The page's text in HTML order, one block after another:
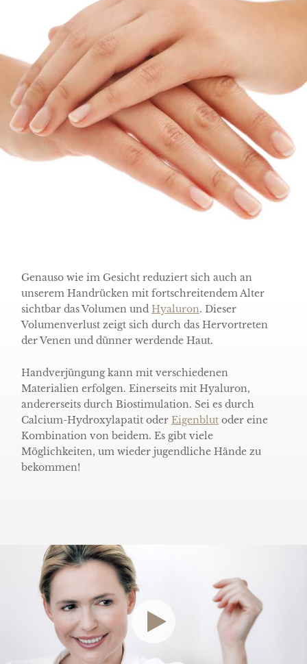
Genauso wie im Gesicht reduziert sich auch an
unserem Handrücken mit fortschreitendem Alter
sichtbar das Volumen und Hyaluron. Dieser
Volumenverlust zeigt sich durch das Hervortreten
der Venen und dünner werdende Haut.
Handverjüngung kann mit verschiedenen
Materialien erfolgen. Einerseits mit Hyaluron,
andererseits durch Biostimulation. Sei es durch
Calcium-Hydroxylapatit oder Eigenblut oder eine
Kombination von beidem. Es gibt viele
Möglichkeiten, um wieder jugendliche Hände zu
bekommen!